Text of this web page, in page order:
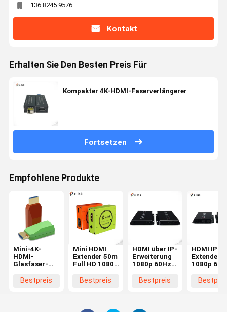
136 8245 9576
Kontakt
Erhalten Sie Den Besten Preis Für
Kompakter 4K-HDMI-Faserverlängerer
Fortsetzen
Empfohlene Produkte
Mini-4K-
HDMI-
Glasfaser-
Bestpreis
Mini HDMI
Extender 50m
Full HD 1080p
kompatibel
Bestpreis
HDMI über IP-
Erweiterung
1080p 60Hz
Mehrpunktunterstützung
Bestpreis
HDMI IP
Extender
1080p
Steuerung